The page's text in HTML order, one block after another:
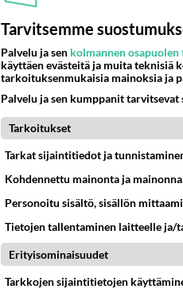
Venäjältä varastetut
pyörittämiseen.
Äänestä
Tarvitsemme
Palvelu ja sen kolmannen
käyttäen evästeitä ja muita teknisiä
tarkoituksenmukaisia mainoksia ja
Palvelu ja sen kumppanit tarvitsevat
Tarkoitukset
Tarkat sijaintitiedot ja
Kohdennettu mainonta ja
Personoitu sisältö, sisällön
Tietojen tallentaminen laitteelle
Erityisominaisuudet
Tarkkojen sijaintitietojen